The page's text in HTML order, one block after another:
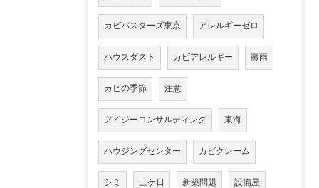
カビバスターズ東京 アレルギーゼロ
ハウスダスト カビアレルギー 黴雨
カビの季節 注意
アイジーコンサルティング 東海
ハウジングセンター カビクレーム
シミ 三ケ日 新築問題 設備屋